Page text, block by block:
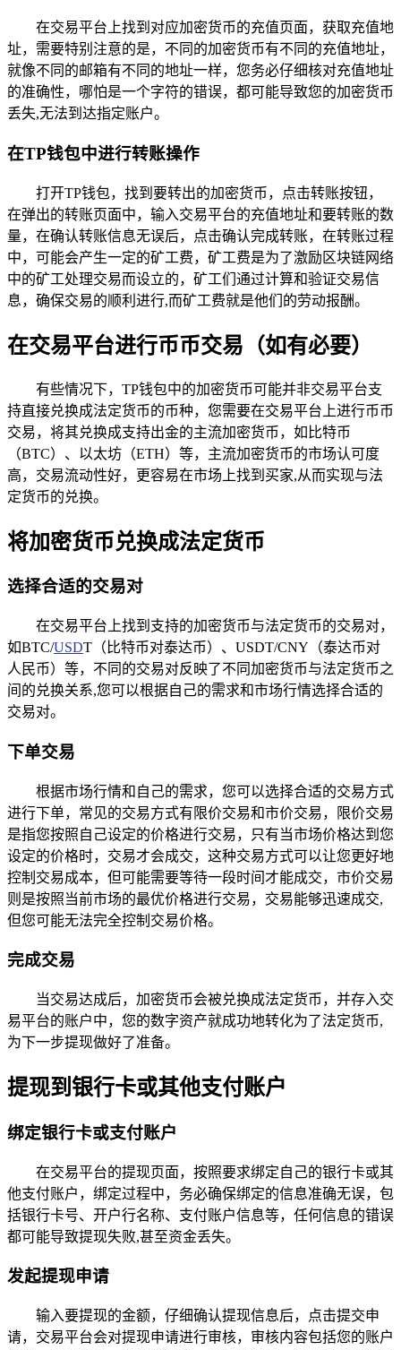
在交易平台上找到对应加密货币的充值页面，获取充值地
址，需要特别注意的是，不同的加密货币有不同的充值地址，
就像不同的邮箱有不同的地址一样，您务必仔细核对充值地址
的准确性，哪怕是一个字符的错误，都可能导致您的加密货币
丢失,无法到达指定账户。
在TP钱包中进行转账操作
打开TP钱包，找到要转出的加密货币，点击转账按钮，
在弹出的转账页面中，输入交易平台的充值地址和要转账的数
量，在确认转账信息无误后，点击确认完成转账，在转账过程
中，可能会产生一定的矿工费，矿工费是为了激励区块链网络
中的矿工处理交易而设立的，矿工们通过计算和验证交易信
息，确保交易的顺利进行,而矿工费就是他们的劳动报酬。
在交易平台进行币币交易（如有必要）
有些情况下，TP钱包中的加密货币可能并非交易平台支
持直接兑换成法定货币的币种，您需要在交易平台上进行币币
交易，将其兑换成支持出金的主流加密货币，如比特币
（BTC）、以太坊（ETH）等，主流加密货币的市场认可度
高，交易流动性好，更容易在市场上找到买家,从而实现与法
定货币的兑换。
将加密货币兑换成法定货币
选择合适的交易对
在交易平台上找到支持的加密货币与法定货币的交易对，
如BTC/USDT（比特币对泰达币）、USDT/CNY（泰达币对
人民币）等，不同的交易对反映了不同加密货币与法定货币之
间的兑换关系,您可以根据自己的需求和市场行情选择合适的
交易对。
下单交易
根据市场行情和自己的需求，您可以选择合适的交易方式
进行下单，常见的交易方式有限价交易和市价交易，限价交易
是指您按照自己设定的价格进行交易，只有当市场价格达到您
设定的价格时，交易才会成交，这种交易方式可以让您更好地
控制交易成本，但可能需要等待一段时间才能成交，市价交易
则是按照当前市场的最优价格进行交易，交易能够迅速成交,
但您可能无法完全控制交易价格。
完成交易
当交易达成后，加密货币会被兑换成法定货币，并存入交
易平台的账户中，您的数字资产就成功地转化为了法定货币,
为下一步提现做好了准备。
提现到银行卡或其他支付账户
绑定银行卡或支付账户
在交易平台的提现页面，按照要求绑定自己的银行卡或其
他支付账户，绑定过程中，务必确保绑定的信息准确无误，包
括银行卡号、开户行名称、支付账户信息等，任何信息的错误
都可能导致提现失败,甚至资金丢失。
发起提现申请
输入要提现的金额，仔细确认提现信息后，点击提交申
请，交易平台会对提现申请进行审核，审核内容包括您的账户